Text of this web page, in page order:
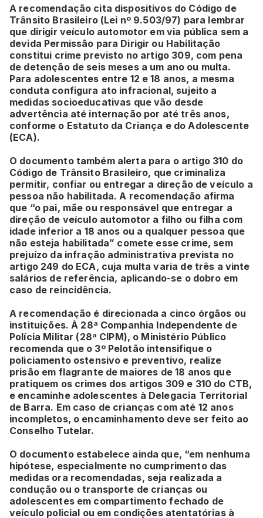
A recomendação cita dispositivos do Código de
Trânsito Brasileiro (Lei nº 9.503/97) para lembrar
que dirigir veículo automotor em via pública sem a
devida Permissão para Dirigir ou Habilitação
constitui crime previsto no artigo 309, com pena
de detenção de seis meses a um ano ou multa.
Para adolescentes entre 12 e 18 anos, a mesma
conduta configura ato infracional, sujeito a
medidas socioeducativas que vão desde
advertência até internação por até três anos,
conforme o Estatuto da Criança e do Adolescente
(ECA).
O documento também alerta para o artigo 310 do
Código de Trânsito Brasileiro, que criminaliza
permitir, confiar ou entregar a direção de veículo a
pessoa não habilitada. A recomendação afirma
que “o pai, mãe ou responsável que entregar a
direção de veículo automotor a filho ou filha com
idade inferior a 18 anos ou a qualquer pessoa que
não esteja habilitada” comete esse crime, sem
prejuízo da infração administrativa prevista no
artigo 249 do ECA, cuja multa varia de três a vinte
salários de referência, aplicando-se o dobro em
caso de reincidência.
A recomendação é direcionada a cinco órgãos ou
instituições. À 28ª Companhia Independente de
Polícia Militar (28ª CIPM), o Ministério Público
recomenda que o 3º Pelotão intensifique o
policiamento ostensivo e preventivo, realize
prisão em flagrante de maiores de 18 anos que
pratiquem os crimes dos artigos 309 e 310 do CTB,
e encaminhe adolescentes à Delegacia Territorial
de Barra. Em caso de crianças com até 12 anos
incompletos, o encaminhamento deve ser feito ao
Conselho Tutelar.
O documento estabelece ainda que, “em nenhuma
hipótese, especialmente no cumprimento das
medidas ora recomendadas, seja realizada a
condução ou o transporte de crianças ou
adolescentes em compartimento fechado de
veículo policial ou em condições atentatórias à